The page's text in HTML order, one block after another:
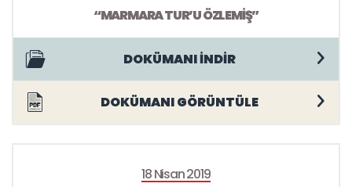
“MARMARA TUR’U ÖZLEMİŞ”
DOKÜMANI İNDİR
DOKÜMANI GÖRÜNTÜLE
18 Nisan 2019